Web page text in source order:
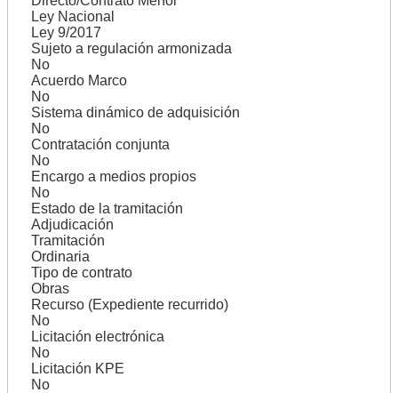
Ley Nacional
Ley 9/2017
Sujeto a regulación armonizada
No
Acuerdo Marco
No
Sistema dinámico de adquisición
No
Contratación conjunta
No
Encargo a medios propios
No
Estado de la tramitación
Adjudicación
Tramitación
Ordinaria
Tipo de contrato
Obras
Recurso (Expediente recurrido)
No
Licitación electrónica
No
Licitación KPE
No